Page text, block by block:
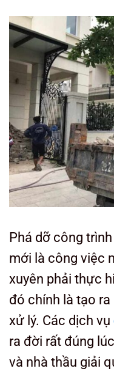
Phá dỡ công
mới là công việc
xuyên phải thực
đó chính là tạo
xử lý. Các dịch vụ
ra đời rất đúng
và nhà thầu giải